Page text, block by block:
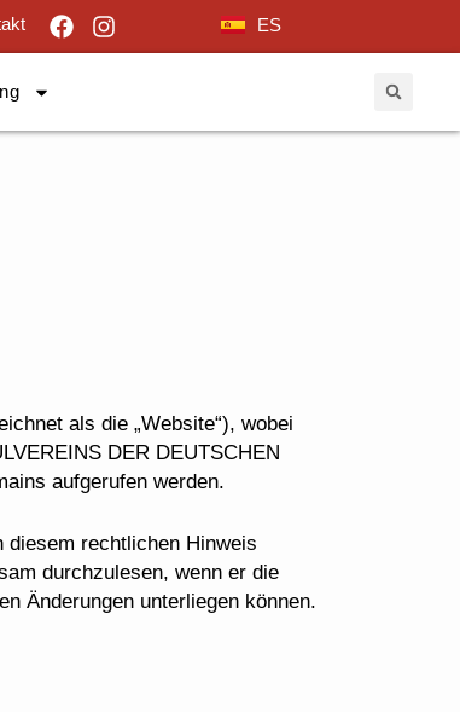
ES
als die „Website“), wobei
DER DEUTSCHEN
aufgerufen werden.
diesem rechtlichen Hinweis
durchzulesen, wenn er die
Änderungen unterliegen können.